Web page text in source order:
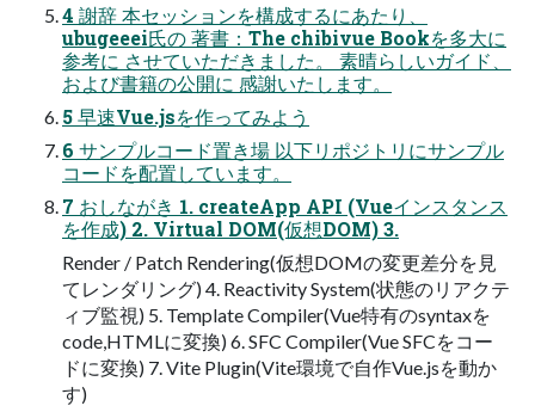
4 謝辞 本セッションを構成するにあたり、
ubugeeei氏の 著書：The chibivue Bookを多大に
参考に させていただきました。 素晴らしいガイド、
および書籍の公開に 感謝いたします。
5 早速Vue.jsを作ってみよう
6 サンプルコード置き場 以下リポジトリにサンプル
コードを配置しています。
7 おしながき 1. createApp API (Vueインスタンス
を作成) 2. Virtual DOM(仮想DOM) 3.
Render / Patch Rendering(仮想DOMの変更差分を見
てレンダリング) 4. Reactivity System(状態のリアクテ
ィブ監視) 5. Template Compiler(Vue特有のsyntaxを
code,HTMLに変換) 6. SFC Compiler(Vue SFCをコー
ドに変換) 7. Vite Plugin(Vite環境で自作Vue.jsを動か
す)